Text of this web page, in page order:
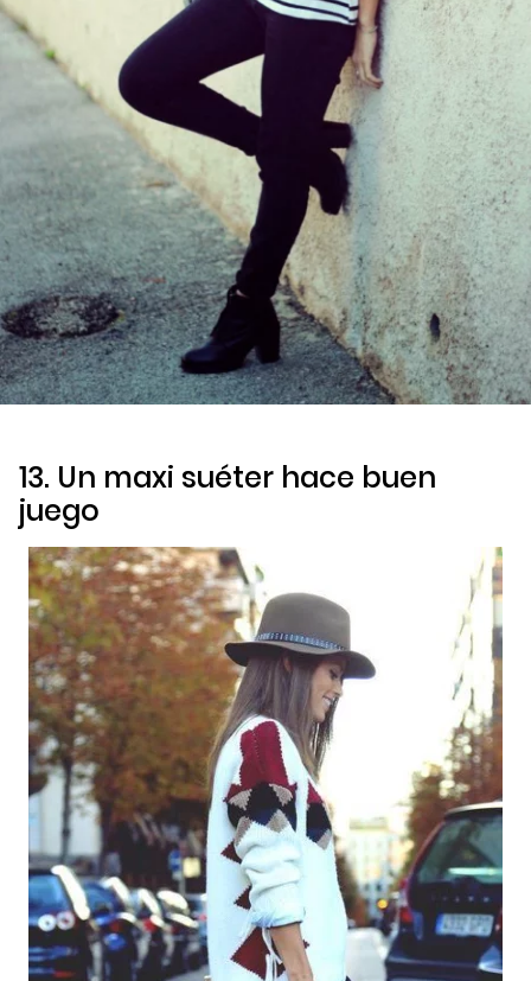
13. Un maxi suéter hace buen
juego